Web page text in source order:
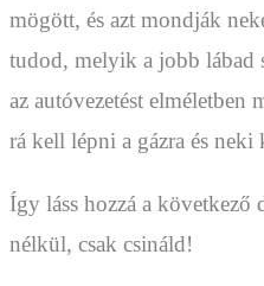
mögött, és azt mondják
tudod, melyik a jobb lábad
az autóvezetést elméletben
rá kell lépni a gázra és
Így láss hozzá a következő
nélkül, csak csináld!